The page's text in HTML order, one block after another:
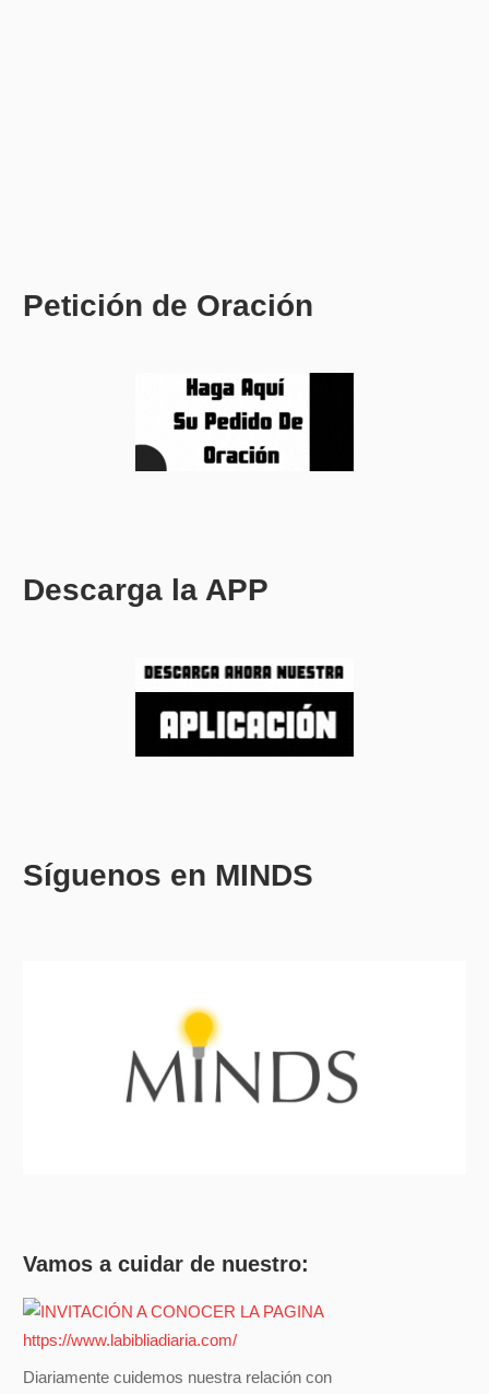
Petición de Oración
Descarga la APP
Síguenos en MINDS
Vamos a cuidar de nuestro:
Diariamente cuidemos nuestra relación con